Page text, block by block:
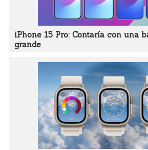
iPhone 15 Pro: Contaría con una
grande